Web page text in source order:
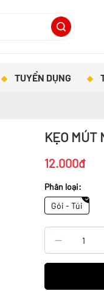
TUYỂN DỤNG
KẸO MÚT
12.000đ
Phân loại:
Gói - Túi